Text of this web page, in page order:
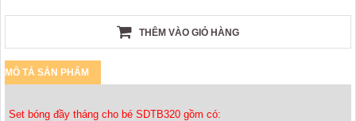
THÊM VÀO GIỎ HÀNG
MÔ TẢ SẢN PHẨM
Set bóng đầy tháng cho bé SDTB320 gồm có: